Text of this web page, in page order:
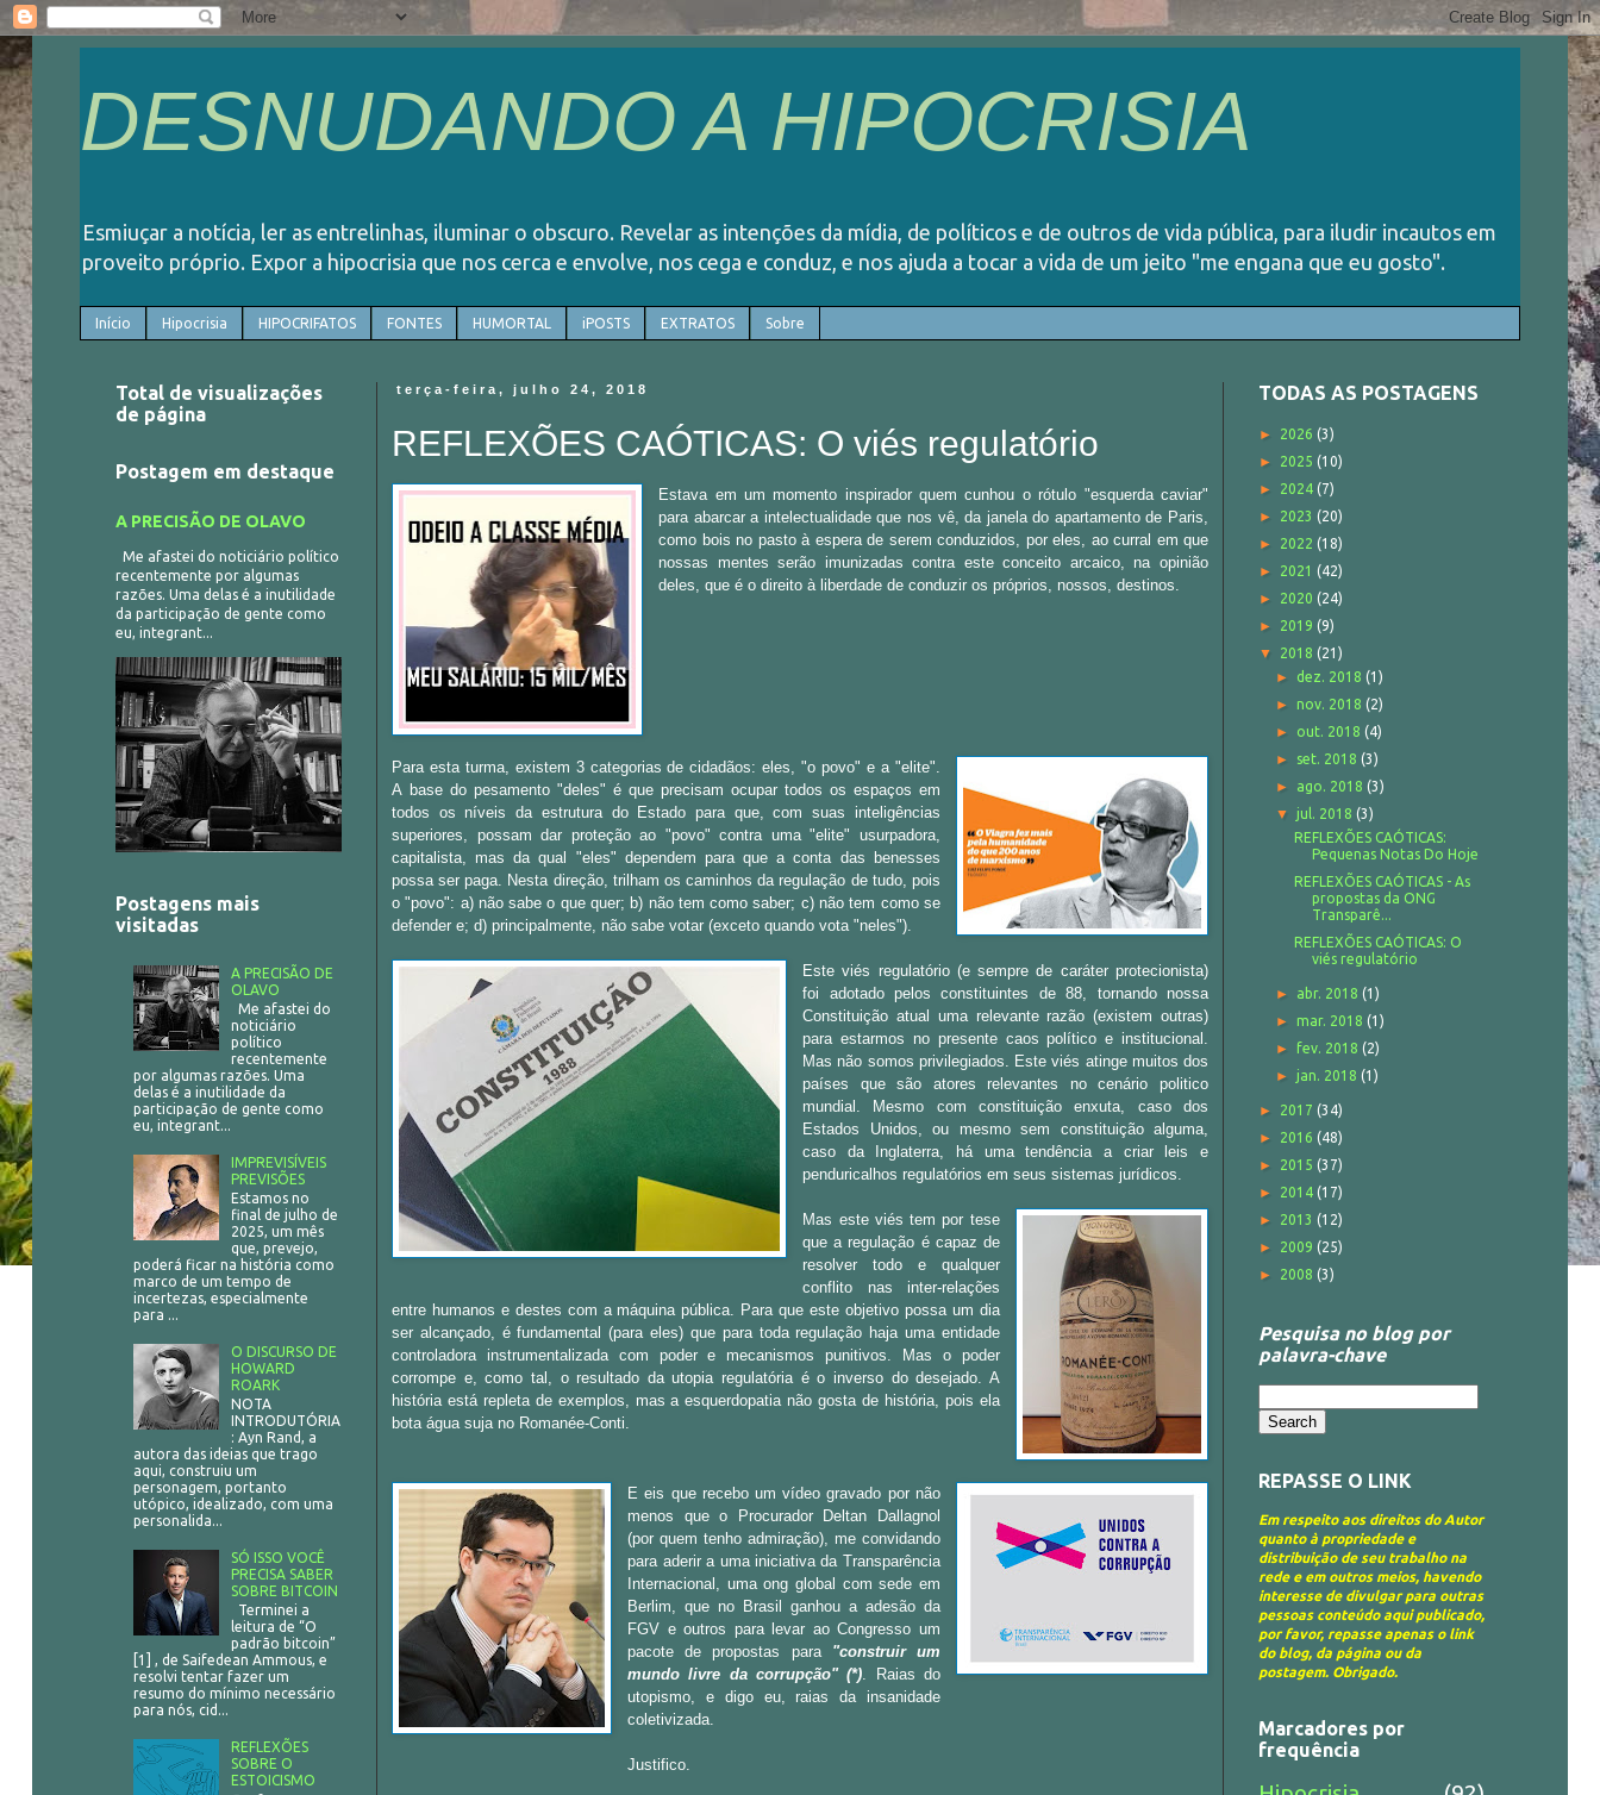
DESNUDANDO A HIPOCRISIA
Esmiuçar a notícia, ler as entrelinhas, iluminar o obscuro. Revelar as intenções da mídia, de políticos e de outros de vida pública, para iludir incautos em
proveito próprio. Expor a hipocrisia que nos cerca e envolve, nos cega e conduz, e nos ajuda a tocar a vida de um jeito "me engana que eu gosto".
Início Hipocrisia HIPOCRIFATOS FONTES HUMORTAL iPOSTS EXTRATOS Sobre
terça-feira, julho 24, 2018
REFLEXÕES CAÓTICAS: O viés regulatório
Estava em um momento inspirador quem cunhou o rótulo "esquerda caviar"
para abarcar a intelectualidade que nos vê, da janela do apartamento de Paris,
como bois no pasto à espera de serem conduzidos, por eles, ao curral em que
nossas mentes serão imunizadas contra este conceito arcaico, na opinião
deles, que é o direito à liberdade de conduzir os próprios, nossos, destinos.
Para esta turma, existem 3 categorias de cidadãos: eles, "o povo" e a "elite".
A base do pesamento "deles" é que precisam ocupar todos os espaços em
todos os níveis da estrutura do Estado paraque, comsuas inteligências
superiores, possam dar proteção ao "povo" contra uma "elite" usurpadora,
capitalista, mas da qual "eles" dependem para que a conta das benesses
possa ser paga. Nesta direção, trilham os caminhos da regulação de tudo, pois
o "povo": a) não sabe o que quer; b) não tem como saber; c) não tem como se
defender e; d) principalmente, não sabe votar (exceto quando vota "neles").
Este viés regulatório (e sempre de caráter protecionista)
foi adotado pelos constituintes de 88, tornando nossa
Constituição atual uma relevante razão (existem outras)
para estarmos no presente caos político e institucional.
Mas não somos privilegiados. Este viés atinge muitos dos
países que são atores relevantes no cenário politico
mundial. Mesmo com constituição enxuta, caso dos
Estados Unidos, ou mesmo sem constituição alguma,
caso da Inglaterra, há uma tendência a criar leis e
penduricalhos regulatórios em seus sistemas jurídicos.
Mas este viés tem por tese
que a regulação é capaz de
resolver todo e qualquer
conflito nas inter-relações
entre humanos e destes com a máquina pública. Para que este objetivo possa um dia
ser alcançado, é fundamental (para eles) que para toda regulação haja uma entidade
controladora instrumentalizada com poder e mecanismos punitivos. Mas o poder
corrompe e, como tal, o resultado da utopia regulatória é o inverso do desejado. A
história está repleta de exemplos, mas a esquerdopatia não gosta de história, pois ela
bota água suja no Romanée-Conti.
E eis que recebo um vídeo gravado por não
menos que o Procurador Deltan Dallagnol
(por quem tenho admiração), me convidando
para aderir a uma iniciativa da Transparência
Internacional, uma ong global com sede em
Berlim, que no Brasil ganhou a adesão da
FGV e outros para levar ao Congresso um
pacote de propostas para "construir um
mundo livre da corrupção" (*). Raias do
utopismo, e digo eu, raias da insanidade
coletivizada.
Justifico.
Total de visualizações
de página
Postagem em destaque
A PRECISÃO DE OLAVO
Me afastei do noticiário político
recentemente por algumas
razões. Uma delas é a inutilidade
da participação de gente como
eu, integrant...
Postagens mais
visitadas
A PRECISÃO DE
OLAVO
Me afastei do
noticiário
político
recentemente
por algumas razões. Uma
delas é a inutilidade da
participação de gente como
eu, integrant...
IMPREVISÍVEIS
PREVISÕES
Estamos no
final de julho de
2025, um mês
que, prevejo,
poderá ficar na história como
marco de um tempo de
incertezas, especialmente
para ...
O DISCURSO DE
HOWARD
ROARK
NOTA
INTRODUTÓRIA
: Ayn Rand, a
autora das ideias que trago
aqui, construiu um
personagem, portanto
utópico, idealizado, com uma
personalida...
SÓ ISSO VOCÊ
PRECISA SABER
SOBRE BITCOIN
Terminei a
leitura de “O
padrão bitcoin”
[1] , de Saifedean Ammous, e
resolvi tentar fazer um
resumo do mínimo necessário
para nós, cid...
REFLEXÕES
SOBRE O
ESTOICISMO
TODAS AS POSTAGENS
► 2026 (3)
► 2025 (10)
► 2024 (7)
► 2023 (20)
► 2022 (18)
► 2021 (42)
► 2020 (24)
► 2019 (9)
▼ 2018 (21)
► dez. 2018(1)
►nov. 2018(2)
► out. 2018(4)
► set. 2018(3)
► ago. 2018(3)
▼jul. 2018(3)
REFLEXÕES CAÓTICAS:
Pequenas Notas Do Hoje
REFLEXÕES CAÓTICAS - As
propostas da ONG
Transparê...
REFLEXÕES CAÓTICAS: O
viés regulatório
► abr. 2018(1)
►mar. 2018(1)
► fev. 2018(2)
►jan. 2018(1)
► 2017 (34)
► 2016 (48)
► 2015 (37)
► 2014 (17)
► 2013 (12)
► 2009 (25)
► 2008 (3)
Pesquisa no blog por
palavra-chave
REPASSE O LINK
Em respeito aos direitos do Autor
quanto à propriedade e
distribuição de seu trabalho na
rede e em outros meios, havendo
interesse de divulgar para outras
pessoas conteúdo aqui publicado,
por favor, repasse apenas o link
do blog, da página ou da
postagem. Obrigado.
Marcadores por
frequência